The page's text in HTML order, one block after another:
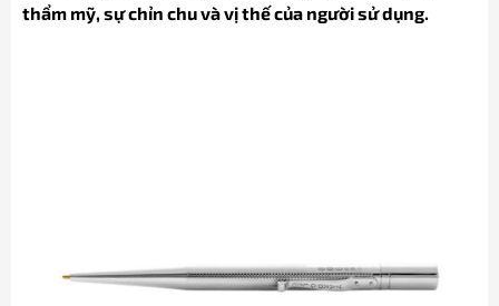
thẩm mỹ, sự chỉn chu và vị thế của người sử dụng.